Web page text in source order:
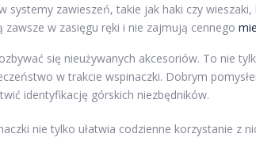
systemy zawieszeń, takie jak haki czy
w zasięgu ręki i nie zajmują cennego
się nieużywanych akcesoriów. To nie
w trakcie wspinaczki. Dobrym
identyfikację górskich niezbędników.
nie tylko ułatwia codzienne korzystanie z